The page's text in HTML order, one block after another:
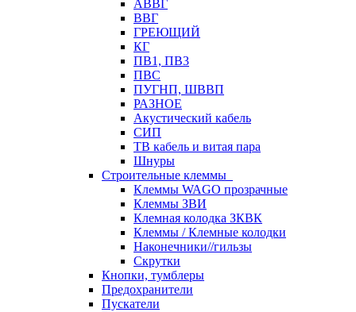
АВВГ
ВВГ
ГРЕЮЩИЙ
КГ
ПВ1, ПВ3
ПВС
ПУГНП, ШВВП
РАЗНОЕ
Акустический кабель
СИП
ТВ кабель и витая пара
Шнуры
Строительные клеммы
Клеммы WAGO прозрачные
Клеммы ЗВИ
Клемная колодка ЗКВК
Клеммы / Клемные колодки
Наконечники//гильзы
Скрутки
Кнопки, тумблеры
Предохранители
Пускатели